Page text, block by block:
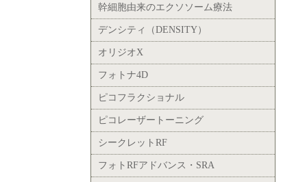
幹細胞由来のエクソソーム療法
デンシティ（DENSITY）
オリジオX
フォトナ4D
ピコフラクショナル
ピコレーザートーニング
シークレットRF
フォトRFアドバンス・SRA